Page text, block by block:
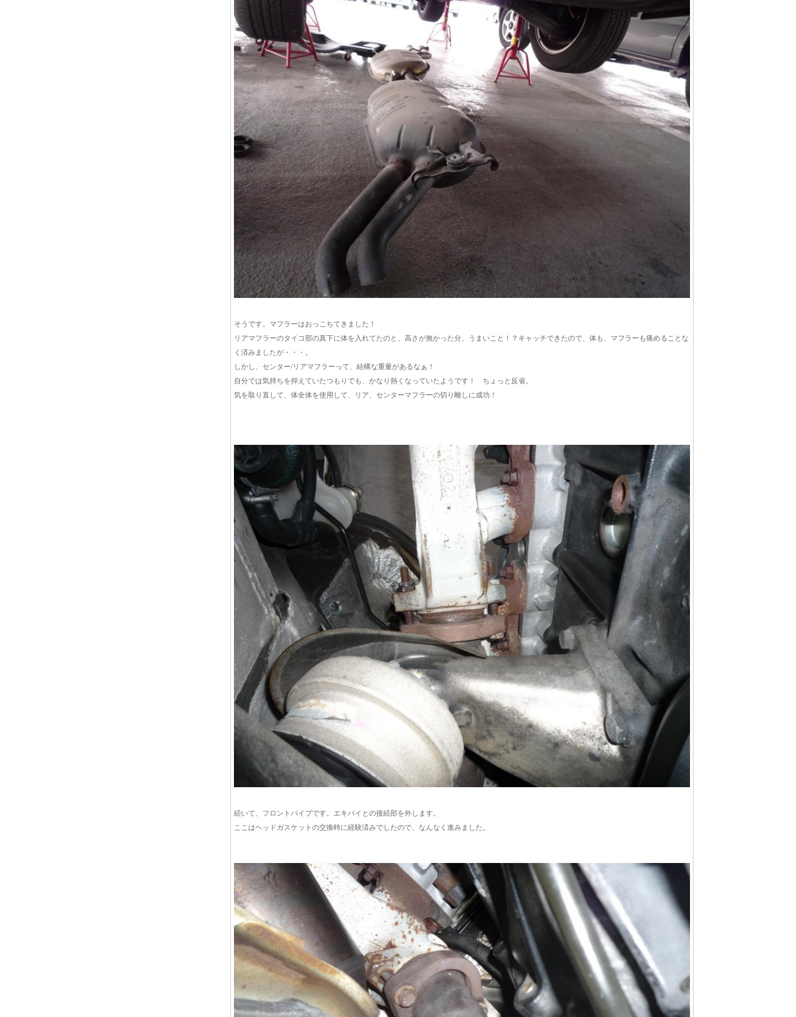
そうです。マフラーはおっこちてきました！
リアマフラーのタイコ部の真下に体を入れてたのと、高さが無かった分、うまいこと！？キャッチできたので、体も、マフラーも痛めることな
く済みましたが・・・。
しかし、センター/リアマフラーって、結構な重量があるなぁ！
自分では気持ちを抑えていたつもりでも、かなり熱くなっていたようです！ ちょっと反省。
気を取り直して、体全体を使用して、リア、センターマフラーの切り離しに成功！
続いて、フロントパイプです。エキパイとの接続部を外します。
ここはヘッドガスケットの交換時に経験済みでしたので、なんなく進みました。